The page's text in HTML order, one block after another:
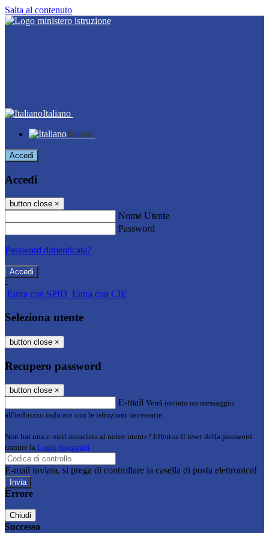
Salta al contenuto
Italiano
Italiano
Accedi
Accedi
button close ×
Nome Utente
Password
Password dimenticata?
-
Entra con SPID Entra con CIE
Seleziona utente
button close ×
Recupero password
button close ×
E-mail Verrà inviato un messaggio
all'indirizzo indicato con le istruzioni necessarie.
Non hai una e-mail associata al nome utente? Effettua il reset della password
tramite la Login Spaggiari
E-mail inviata, si prega di controllare la casella di posta elettronica!
Errore
Chiudi
Successo